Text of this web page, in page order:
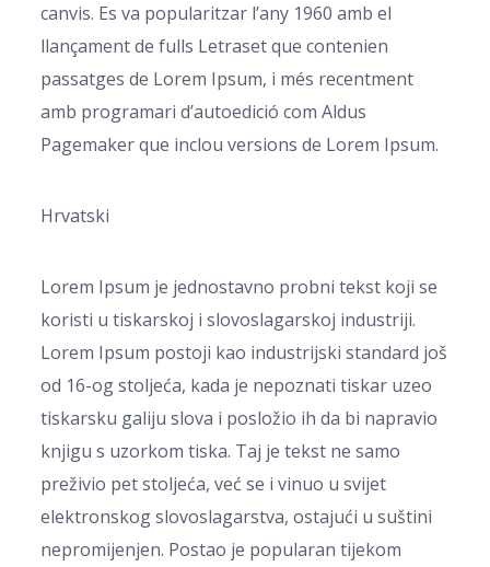
canvis. Es va popularitzar l’any 1960 amb el
llançament de fulls Letraset que contenien
passatges de Lorem Ipsum, i més recentment
amb programari d’autoedició com Aldus
Pagemaker que inclou versions de Lorem Ipsum.
Hrvatski
Lorem Ipsum je jednostavno probni tekst koji se
koristi u tiskarskoj i slovoslagarskoj industriji.
Lorem Ipsum postoji kao industrijski standard još
od 16-og stoljeća, kada je nepoznati tiskar uzeo
tiskarsku galiju slova i posložio ih da bi napravio
knjigu s uzorkom tiska. Taj je tekst ne samo
preživio pet stoljeća, već se i vinuo u svijet
elektronskog slovoslagarstva, ostajući u suštini
nepromijenjen. Postao je popularan tijekom